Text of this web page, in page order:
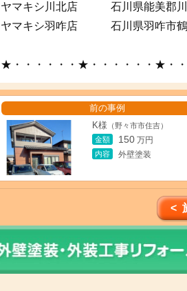
ヤマキシ川北店 石川県能美郡川
ヤマキシ羽咋店 石川県羽咋市鶴
★・・・・・・★・・・・・・★・
前の事例
K様 （野々市市住吉）
金額
150 万円
内容
外壁塗装
<